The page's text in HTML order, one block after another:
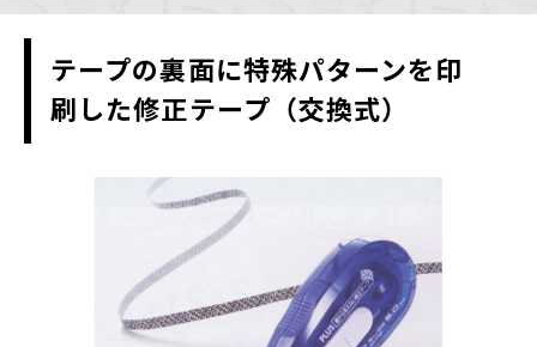
テープの裏面に特殊パターンを印
刷した修正テープ（交換式）